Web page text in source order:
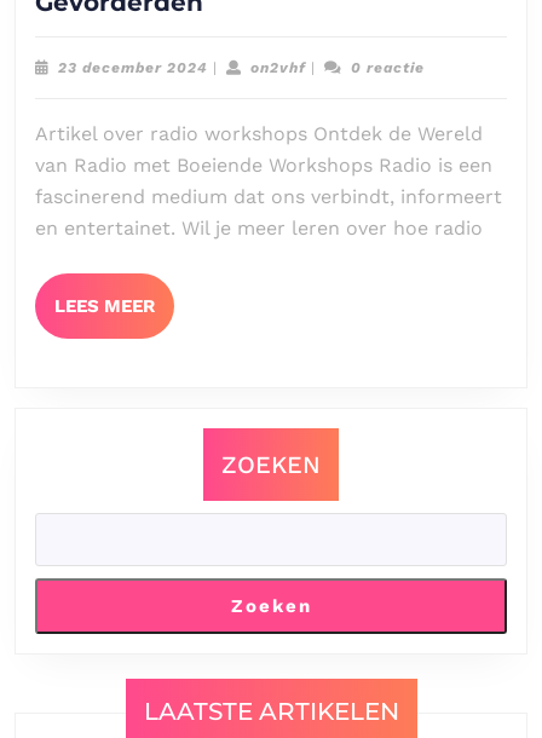
Magie
Boeiende
Radio
Workshops
voor
23 december 2024 23
| on2vhfon2vhf
| 0 reactie
Artikel over radio workshops Ontdek de Wereld
van Radio met Boeiende Workshops Radio is een
fascinerend medium dat ons verbindt, informeert
en entertainet. Wil je meer leren over hoe radio
LEES MEERLEES
MEER
ZOEKEN
Zoeken
LAATSTE ARTIKELEN